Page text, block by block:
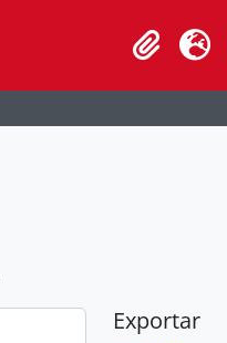
Clipboard
Idioma
Exportar